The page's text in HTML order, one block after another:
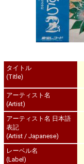
タイトル
(Title)
アーティスト名
(Artist)
アーティスト名 日本語
表記
(Artist / Japanese)
レーベル名
(Label)